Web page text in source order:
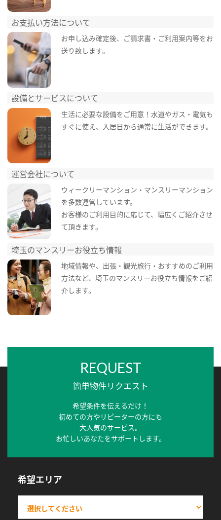
お支払い方法について
お申し込み確定後、ご請求書・ご利用案内等をお
送り致します。
設備とサービスについて
生活に必要な設備をご用意！水道やガス・電気も
すぐに使え、入居日から通常に生活ができます。
運営会社について
ウィークリーマンション・マンスリーマンション
を多数運営しています。
お客様のご利用目的に応じて、幅広くご紹介させ
て頂きます。
埼玉のマンスリーお役立ち情報
地域情報や、出張・観光旅行・おすすめのご利用
方法など、埼玉のマンスリーお役立ち情報をご紹
介します。
REQUEST
簡単物件リクエスト
希望条件を伝えるだけ！
初めての方やリピーターの方にも
大人気のサービス。
お忙しいあなたをサポートします。
希望エリア